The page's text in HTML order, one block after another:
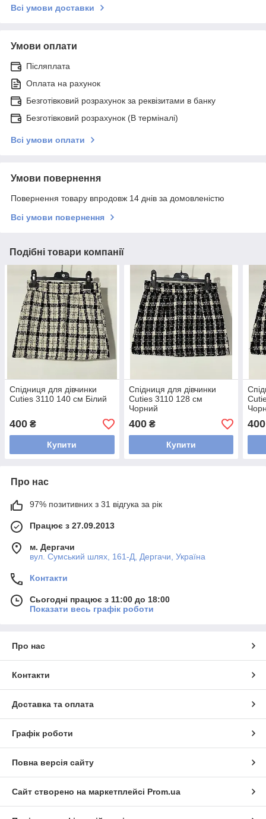
Всі умови доставки
Умови оплати
Післяплата
Оплата на рахунок
Безготівковий розрахунок за реквізитами в банку
Безготівковий розрахунок (В терміналі)
Всі умови оплати
Умови повернення
Повернення товару впродовж 14 днів за домовленістю
Всі умови повернення
Подібні товари компанії
Спідниця для дівчинки
Cuties 3110 140 см Білий
400 ₴
Купити
Спідниця для дівчинки
Cuties 3110 128 см
Чорний
400₴
Купити
400
Про нас
97% позитивних з 31 відгука за рік
Працює з 27.09.2013
м. Дергачи
вул. Сумський шлях, 161-Д, Дергачи, Україна
Контакти
Сьогодні працює з 11:00 до 18:00
Показати весь графік роботи
Про нас
Контакти
Доставка та оплата
Графік роботи
Повна версія сайту
Сайт створено на маркетплейсі Prom.ua